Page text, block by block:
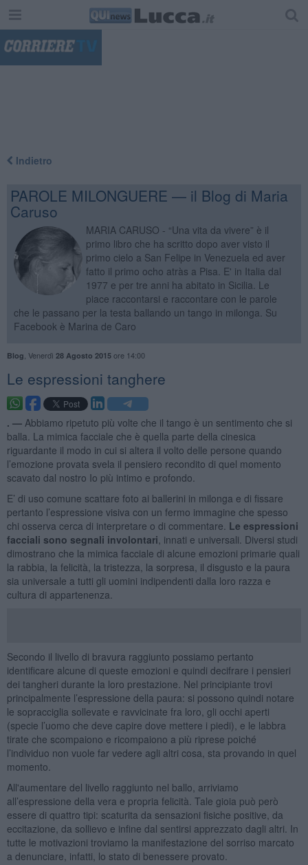
Indietro
PAROLE MILONGUERE — il Blog di Maria
Caruso
MARIA CARUSO - “Una vita da vivere” è il
primo libro che ha scritto dopo aver visto il
primo cielo a San Felipe in Venezuela ed aver
fatto il primo ocho atràs a Pisa. E' in Italia dal
1977 e per tre anni ha abitato in Sicilia. Le
piace raccontarsi e raccontare con le parole
che le passano per la testa ballando un tango in milonga. Su
Facebook è Marina de Caro
Blog Venerdì 28 Agosto 2015ore 14:00
Le espressioni tanghere
. — Abbiamo ripetuto più volte che il tango è un sentimento che si
balla. La mimica facciale che è quella parte della cinesica
riguardante il modo in cui si altera il volto delle persone quando
l’emozione provata svela il pensiero recondito di quel momento
scavato dal nostro Io più intimo e profondo.
E’ di uso comune scattare foto ai ballerini in milonga e di fissare
pertanto l’espressione visiva con un fermo immagine che spesso
chi osserva cerca di interpretare o di commentare. Le espressioni
facciali sono segnali involontari , innati e universali. Diversi studi
dimostrano che la mimica facciale di alcune emozioni primarie quali
la rabbia, la felicità, la tristezza, la sorpresa, il disgusto e la paura
sia universale a tutti gli uomini indipendenti dalla loro razza e
cultura di appartenenza.
Secondo il livello di bravura raggiunto possiamo pertanto
identificare alcune di queste emozioni e quindi decifrare i pensieri
dei tangheri durante la loro prestazione. Nel principiante trovi
principalmente l’espressione della paura: si possono quindi notare
le sopracciglia sollevate e ravvicinate fra loro, gli occhi aperti
(specie l’uomo che deve capire dove mettere i piedi), e le labbra
tirate che scompaiono e ricompaiono a più riprese poiché
l’individuo non vuole far vedere agli altri cosa, sta provando in quel
momento.
All'aumentare del livello raggiunto nel ballo, arriviamo
all’espressione della vera e propria felicità. Tale gioia può però
essere di quattro tipi: scaturita da sensazioni fisiche positive, da
eccitazione, da sollievo e infine dal sentirsi apprezzato dagli altri. In
tutte le motivazioni troviamo la manifestazione del sorriso marcato
a denunciare, infatti, lo stato di benessere provato.